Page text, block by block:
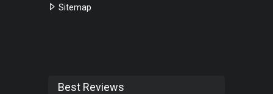
Sitemap
Best Reviews